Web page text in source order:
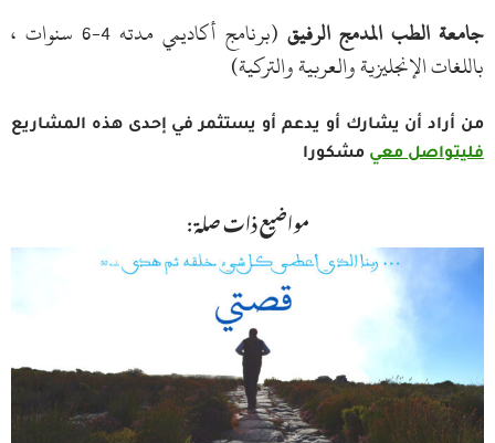
جامعة الطب المدمج الرفيق
(برنامج أكاديمي مدته 4-6 سنوات ،
باللغات الإنجليزية والعربية والتركية)
من أراد أن يشارك أو يدعم أو يستثمر في إحدى هذه المشاريع
فليتواصل معي مشكورا
مواضيع ذات صلة :